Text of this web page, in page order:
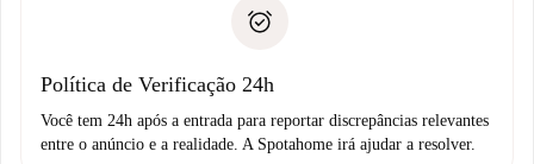
Débito direto bancário
não comunicar nenhum problema.
Política de Verificação 24h
Você tem 24h após a entrada para reportar discrepâncias relevantes
entre o anúncio e a realidade. A Spotahome irá ajudar a resolver.